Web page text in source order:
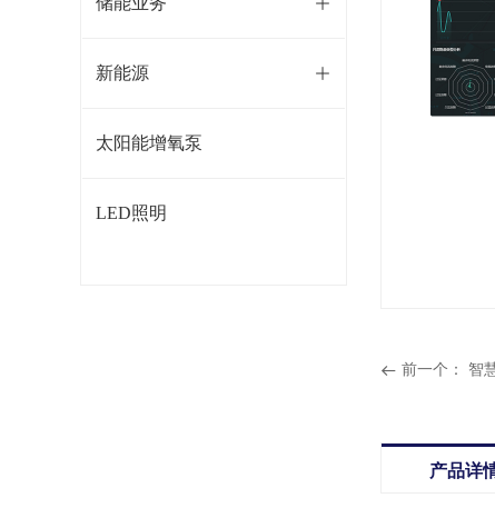
ꄶ
新能源
太阳能增氧泵
LED照明
뀷 前一个： 智
产品详